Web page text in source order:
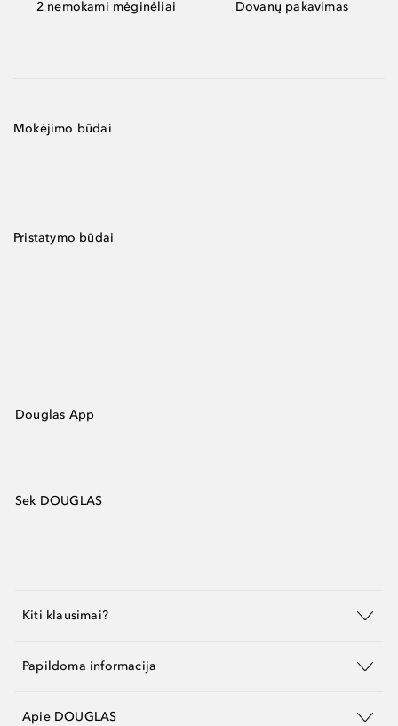
2 nemokami mėginėliai Dovanų pakavimas
Mokėjimo būdai
Pristatymo būdai
Douglas App
Sek DOUGLAS
Kiti klausimai?
Papildoma informacija
Apie DOUGLAS